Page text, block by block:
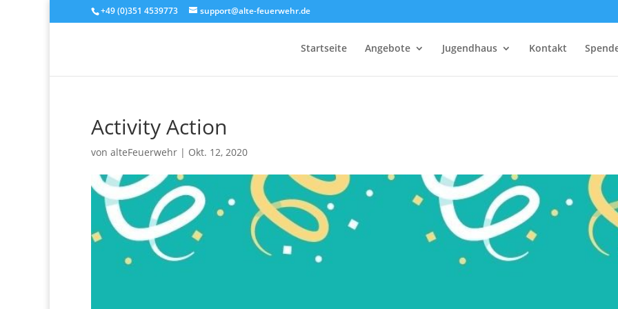
+49 (0)351 4539773 support@alte-feuerwehr.de
Startseite Angebote Jugendhaus Kontakt
Activity Action
von alteFeuerwehr | Okt. 12, 2020